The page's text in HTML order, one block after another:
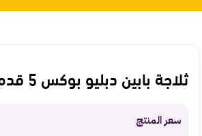
ثلاجة بابين دبليو بوكس 5 قدم – أبيض WBR138WL
سعر المنتج